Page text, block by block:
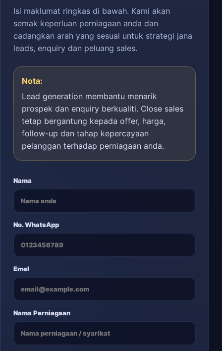
Isi maklumat ringkas di bawah. Kami akan
semak keperluan perniagaan anda dan
cadangkan arah yang sesuai untuk strategi jana
leads, enquiry dan peluang sales.
Nota:
Lead generation membantu menarik
prospek dan enquiry berkualiti. Close sales
tetap bergantung kepada offer, harga,
follow-up dan tahap kepercayaan
pelanggan terhadap perniagaan anda.
Nama
No. WhatsApp
Emel
Nama Perniagaan